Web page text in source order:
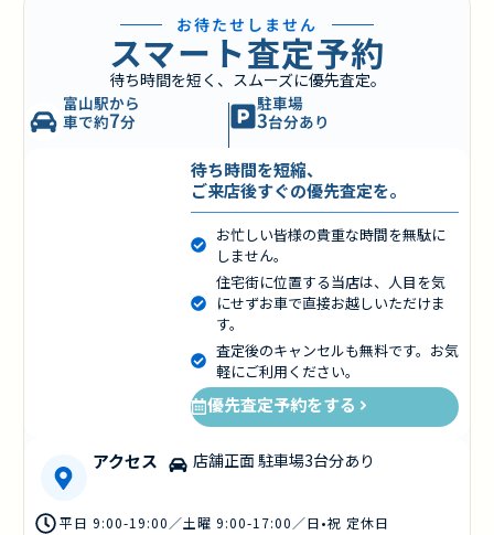
お待たせしません
スマート査定予約
待ち時間を短く、スムーズに優先査定。
富山駅から
車で約7分
駐車場
3台分あり
待ち時間を短縮、
ご来店後すぐの優先査定を。
お忙しい皆様の貴重な時間を無駄に
しません。
住宅街に位置する当店は、人目を気
にせずお車で直接お越しいただけま
す。
査定後のキャンセルも無料です。お気
軽にご利用ください。
優先査定予約をする
アクセス 店舗正面 駐車場3台分あり
平日 9:00-19:00／土曜 9:00-17:00／日•祝 定休日